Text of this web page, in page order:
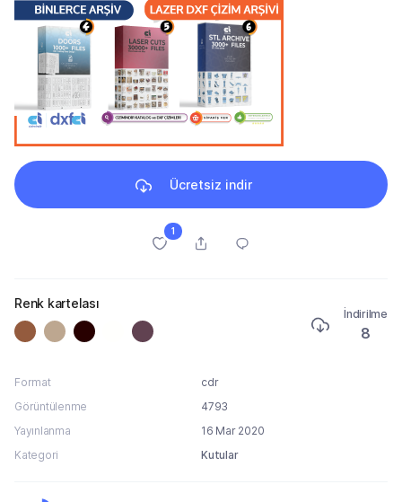
Ücretsiz indir
1
Renk kartelası
İndirilme
8
Format
cdr
Görüntülenme
4793
Yayınlanma
16 Mar 2020
Kategori
Kutular